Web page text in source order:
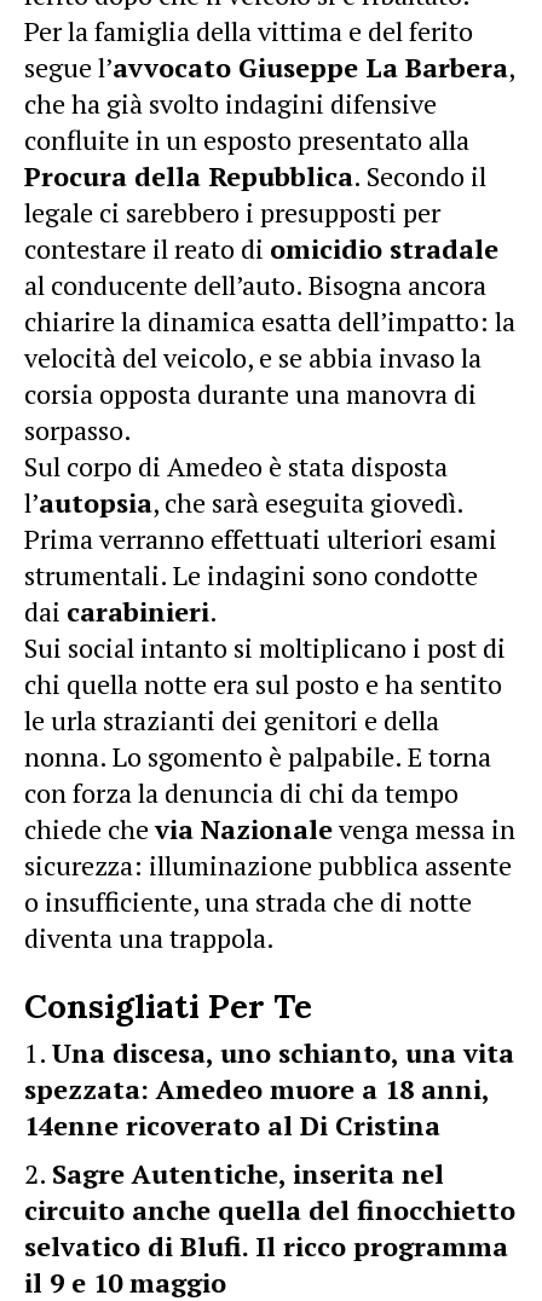
Per la famiglia della vittima e del ferito
segue l’avvocato Giuseppe La Barbera,
che ha già svolto indagini difensive
confluite in un esposto presentato alla
Procura della Repubblica. Secondo il
legale ci sarebbero i presupposti per
contestare il reato di omicidio stradale
al conducente dell’auto. Bisogna ancora
chiarire la dinamica esatta dell’impatto: la
velocità del veicolo, e se abbia invaso la
corsia opposta durante una manovra di
sorpasso.
Sul corpo di Amedeo è stata disposta
l’autopsia, che sarà eseguita giovedì.
Prima verranno effettuati ulteriori esami
strumentali. Le indagini sono condotte
dai carabinieri.
Sui social intanto si moltiplicano i post di
chi quella notte era sul posto e ha sentito
le urla strazianti dei genitori e della
nonna. Lo sgomento è palpabile. E torna
con forza la denuncia di chi da tempo
chiede chevia Nazionalevenga messa in
sicurezza: illuminazione pubblica assente
o insufficiente, una strada che di notte
diventa una trappola.
Consigliati Per Te
Una discesa, uno schianto, una vita
spezzata: Amedeo muore a 18 anni,
14enne ricoverato al Di Cristina
Sagre Autentiche, inserita nel
circuito anche quella del finocchietto
selvatico di Blufi. Il ricco programma
il 9 e 10 maggio